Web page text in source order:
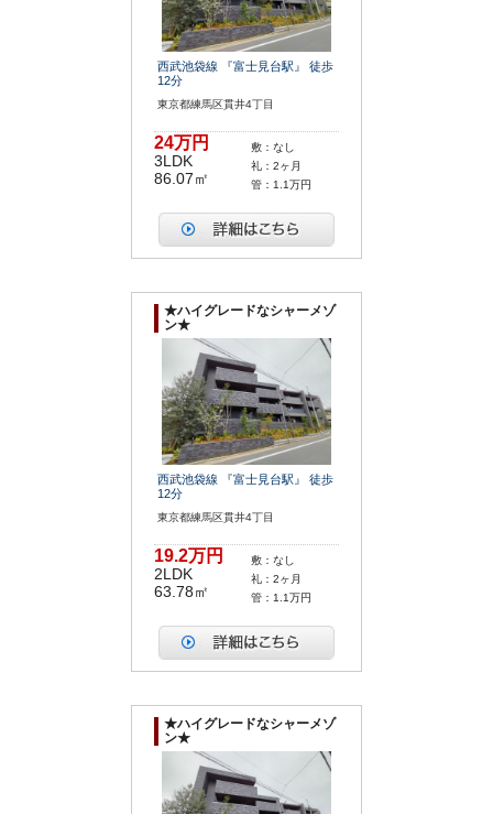
西武池袋線 『富士見台駅』 徒歩
12分
東京都練馬区貫井4丁目
24万円
3LDK
86.07㎡
敷：なし
礼：2ヶ月
管：1.1万円
★ハイグレードなシャーメゾ
ン★
西武池袋線 『富士見台駅』 徒歩
12分
東京都練馬区貫井4丁目
19.2万円
2LDK
63.78㎡
敷：なし
礼：2ヶ月
管：1.1万円
★ハイグレードなシャーメゾ
ン★